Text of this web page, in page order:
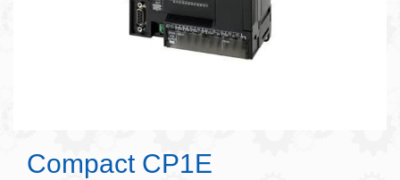
Compact CP1E